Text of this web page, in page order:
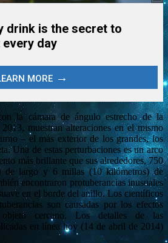
la cámara de ángulo estrecho de la
muestran alteraciones en el mismo
– el más exterior de los grandes, los
Una de estas perturbaciones es un arco
más brillante que sus alrededores, 750
de largo y 6 millas (10 kilómetros) de
encontraron protuberancias inusuales
en el borde del anillo. Los científicos
son causadas por los efectos
objeto cercano. Los detalles de las
en línea hoy (14 de abril de 2014)